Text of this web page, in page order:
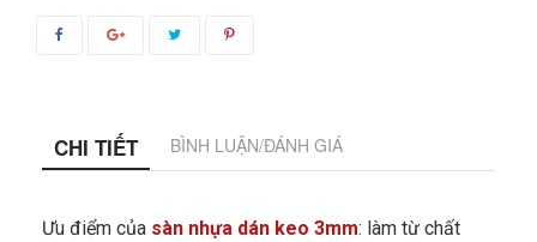
CHI TIẾT BÌNH LUẬN/ĐÁNH GIÁ
Ưu điểm của sàn nhựa dán keo 3mm: làm từ chất